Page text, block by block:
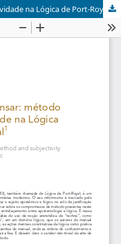
na Lógica de Port-Royal